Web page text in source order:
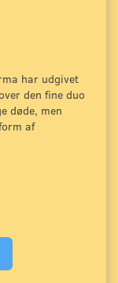
har udgivet
den fine duo
døde, men
af